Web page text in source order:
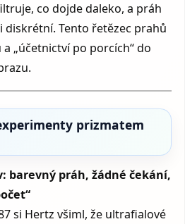
co dojde daleko, a práh
diskrétní. Tento řetězec prahů
„účetnictví po porcích“ do
prizmatem
barevný práh, žádné čekání,
si Hertz všiml, že ultrafialové